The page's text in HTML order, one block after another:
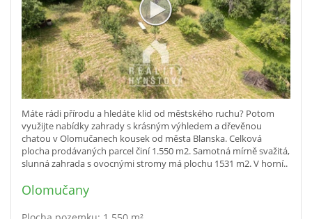
Máte rádi přírodu a hledáte klid od městského ruchu? Potom
využijte nabídky zahrady s krásným výhledem a dřevěnou
chatou v Olomučanech kousek od města Blanska. Celková
plocha prodávaných parcel činí 1.550 m2. Samotná mírně svažitá,
slunná zahrada s ovocnými stromy má plochu 1531 m2. V horní..
Olomučany